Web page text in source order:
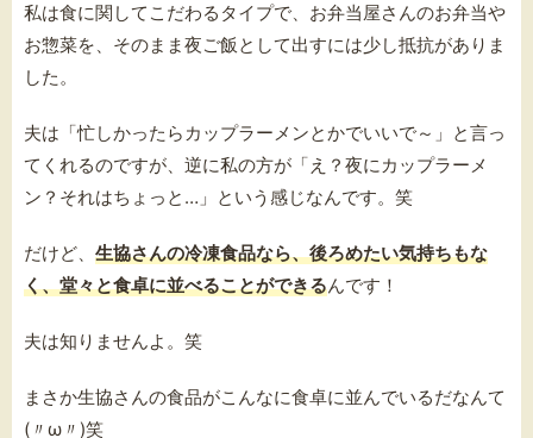
私は食に関してこだわるタイプで、お弁当屋さんのお弁当や
お惣菜を、そのまま夜ご飯として出すには少し抵抗がありま
した。
夫は「忙しかったらカップラーメンとかでいいで～」と言っ
てくれるのですが、逆に私の方が「え？夜にカップラーメ
ン？それはちょっと…」という感じなんです。笑
だけど、 生協さんの冷凍食品なら、後ろめたい気持ちもな
く、堂々と食卓に並べることができるんです！
夫は知りませんよ。笑
まさか生協さんの食品がこんなに食卓に並んでいるだなんて
(〃ω〃)笑